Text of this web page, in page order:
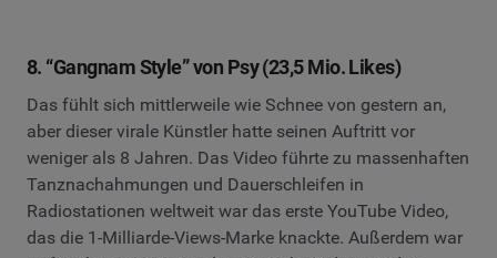
8. “Gangnam Style” von Psy (23,5 Mio. Likes)
Das fühlt sich mittlerweile wie Schnee von gestern an,
aber dieser virale Künstler hatte seinen Auftritt vor
weniger als 8 Jahren. Das Video führte zu massenhaften
Tanznachahmungen und Dauerschleifen in
Radiostationen weltweit war das erste YouTube Video,
das die 1-Milliarde-Views-Marke knackte. Außerdem war